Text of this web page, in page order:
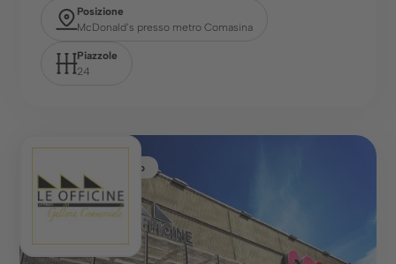
Posizione
McDonald’s presso metro Comasina
Piazzole
24
Vendita al dettaglio